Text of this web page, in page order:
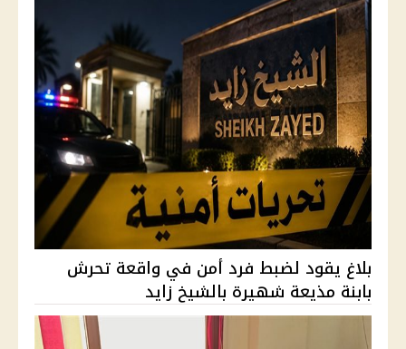
بلاغ يقود لضبط فرد أمن في واقعة تحرش
بابنة مذيعة شهيرة بالشيخ زايد